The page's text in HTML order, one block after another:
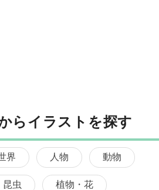
らイラストを探す
界 人物 動物
昆虫 植物・花